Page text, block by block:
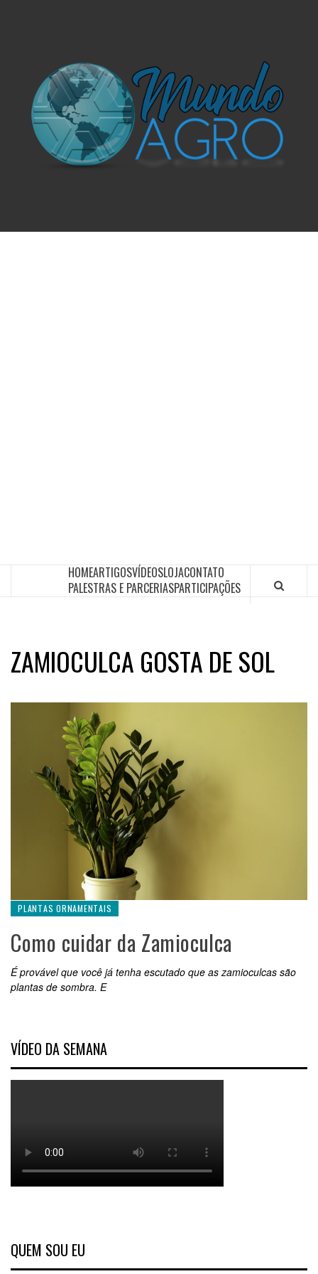
HOMEARTIGOSVÍDEOSLOJACONTATO
PALESTRAS E PARCERIASPARTICIPAÇÕES
ZAMIOCULCA GOSTA DE SOL
PLANTAS ORNAMENTAIS
Como cuidar da Zamioculca
É provável que você já tenha escutado que as zamioculcas são
plantas de sombra. E
VÍDEO DA SEMANA
QUEM SOU EU